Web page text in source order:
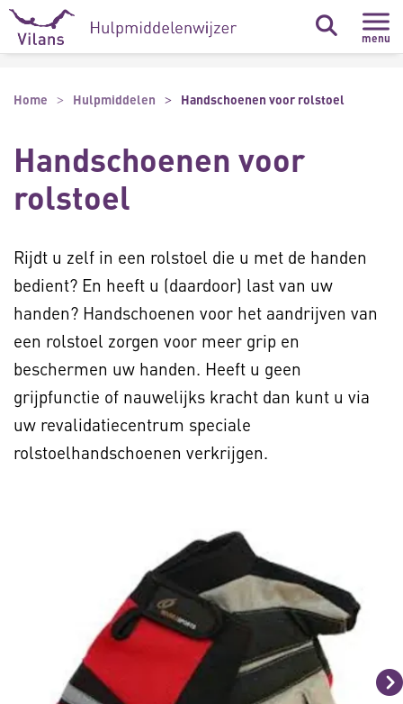
Naar hoofdinhoud
Naar footer
menu
Home Hulpmiddelen Handschoenen voor rolstoel
Handschoenen voor
rolstoel
Rijdt u zelf in een rolstoel die u met de handen
bedient? En heeft u (daardoor) last van uw
handen? Handschoenen voor het aandrijven van
een rolstoel zorgen voor meer grip en
beschermen uw handen. Heeft u geen
grijpfunctie of nauwelijks kracht dan kunt u via
uw revalidatiecentrum speciale
rolstoelhandschoenen verkrijgen.